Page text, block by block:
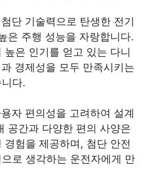
단 기술력으로 탄생한 전기
은 주행 성능을 자랑합니다.
높은 인기를 얻고 있는 다니
경제성을 모두 만족시키는
다.
자 편의성을 고려하여 설계
공간과 다양한 편의 사양은
경험을 제공하며, 첨단 안전
로 생각하는 운전자에게 만